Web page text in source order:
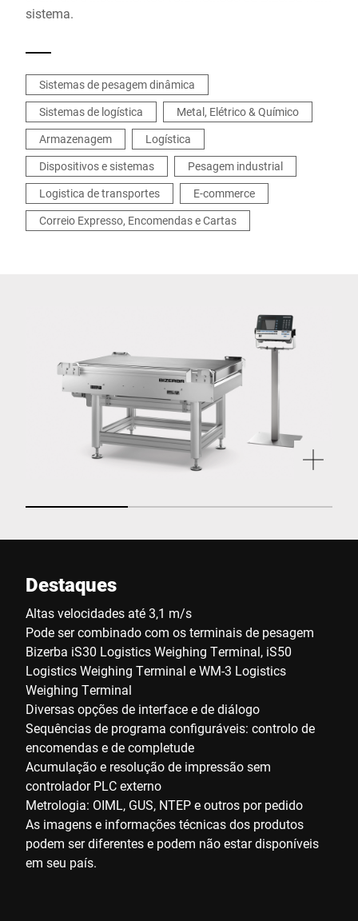
sistema.
Sistemas de pesagem dinâmica
Sistemas de logística
Metal, Elétrico & Químico
Armazenagem
Logística
Dispositivos e sistemas
Pesagem industrial
Logistica de transportes
E-commerce
Correio Expresso, Encomendas e Cartas
Destaques
Altas velocidades até 3,1 m/s
Pode ser combinado com os terminais de pesagem
Bizerba iS30 Logistics Weighing Terminal, iS50
Logistics Weighing Terminal e WM-3 Logistics
Weighing Terminal
Diversas opções de interface e de diálogo
Sequências de programa configuráveis: controlo de
encomendas e de completude
Acumulação e resolução de impressão sem
controlador PLC externo
Metrologia: OIML, GUS, NTEP e outros por pedido
As imagens e informações técnicas dos produtos
podem ser diferentes e podem não estar disponíveis
em seu país.